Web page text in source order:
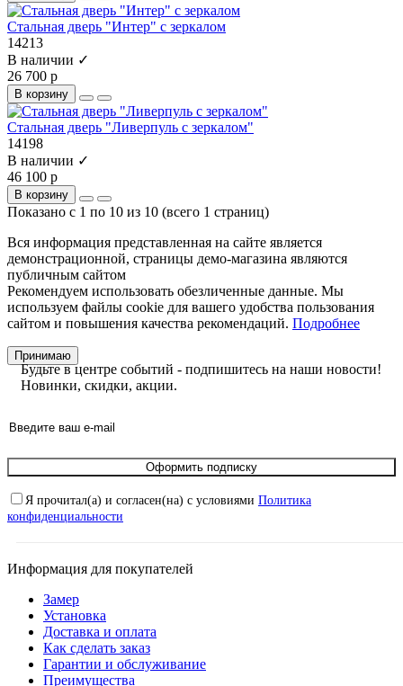
Стальная дверь "Интер" с зеркалом
14213
В наличии ✓
26 700 р
В корзину
Стальная дверь "Ливерпуль с зеркалом"
14198
В наличии ✓
46 100 р
В корзину
Показано с 1 по 10 из 10 (всего 1 страниц)
Вся информация представленная на сайте является
демонстрационной, страницы демо-магазина являются
публичным сайтом
Рекомендуем использовать обезличенные данные. Мы
используем файлы cookie для вашего удобства пользования
сайтом и повышения качества рекомендаций. Подробнее
Принимаю
Будьте в центре событий - подпишитесь на наши новости!
Новинки, скидки, акции.
Оформить подписку
Я прочитал(а) и согласен(на) с условиями Политика
конфиденциальности
Информация для покупателей
Замер
Установка
Доставка и оплата
Как сделать заказ
Гарантии и обслуживание
Преимущества